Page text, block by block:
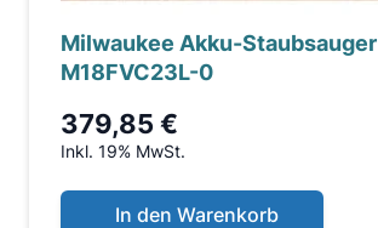
Milwaukee Akku-Staubsauger
M18FVC23L-0
379,85 €
Inkl. 19% MwSt.
In den Warenkorb